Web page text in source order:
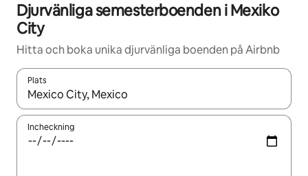
Djurvänliga semesterboenden i Mexiko
City
Hitta och boka unika djurvänliga boenden på Airbnb
Plats
När resultaten är tillgängliga kan du navigera med upp- och
Incheckning